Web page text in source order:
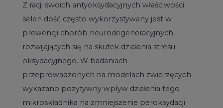
Z racji swoich antyoksydacyjnych właściwości
selen dość często wykorzystywany jest w
prewencji chorób neurodegeneracyjnych
rozwijających się na skutek działania stresu
oksydacyjnego. W badaniach
przeprowadzonych na modelach zwierzęcych
wykazano pozytywny wpływ działania tego
mikroskładnika na zmniejszenie peroksydacji